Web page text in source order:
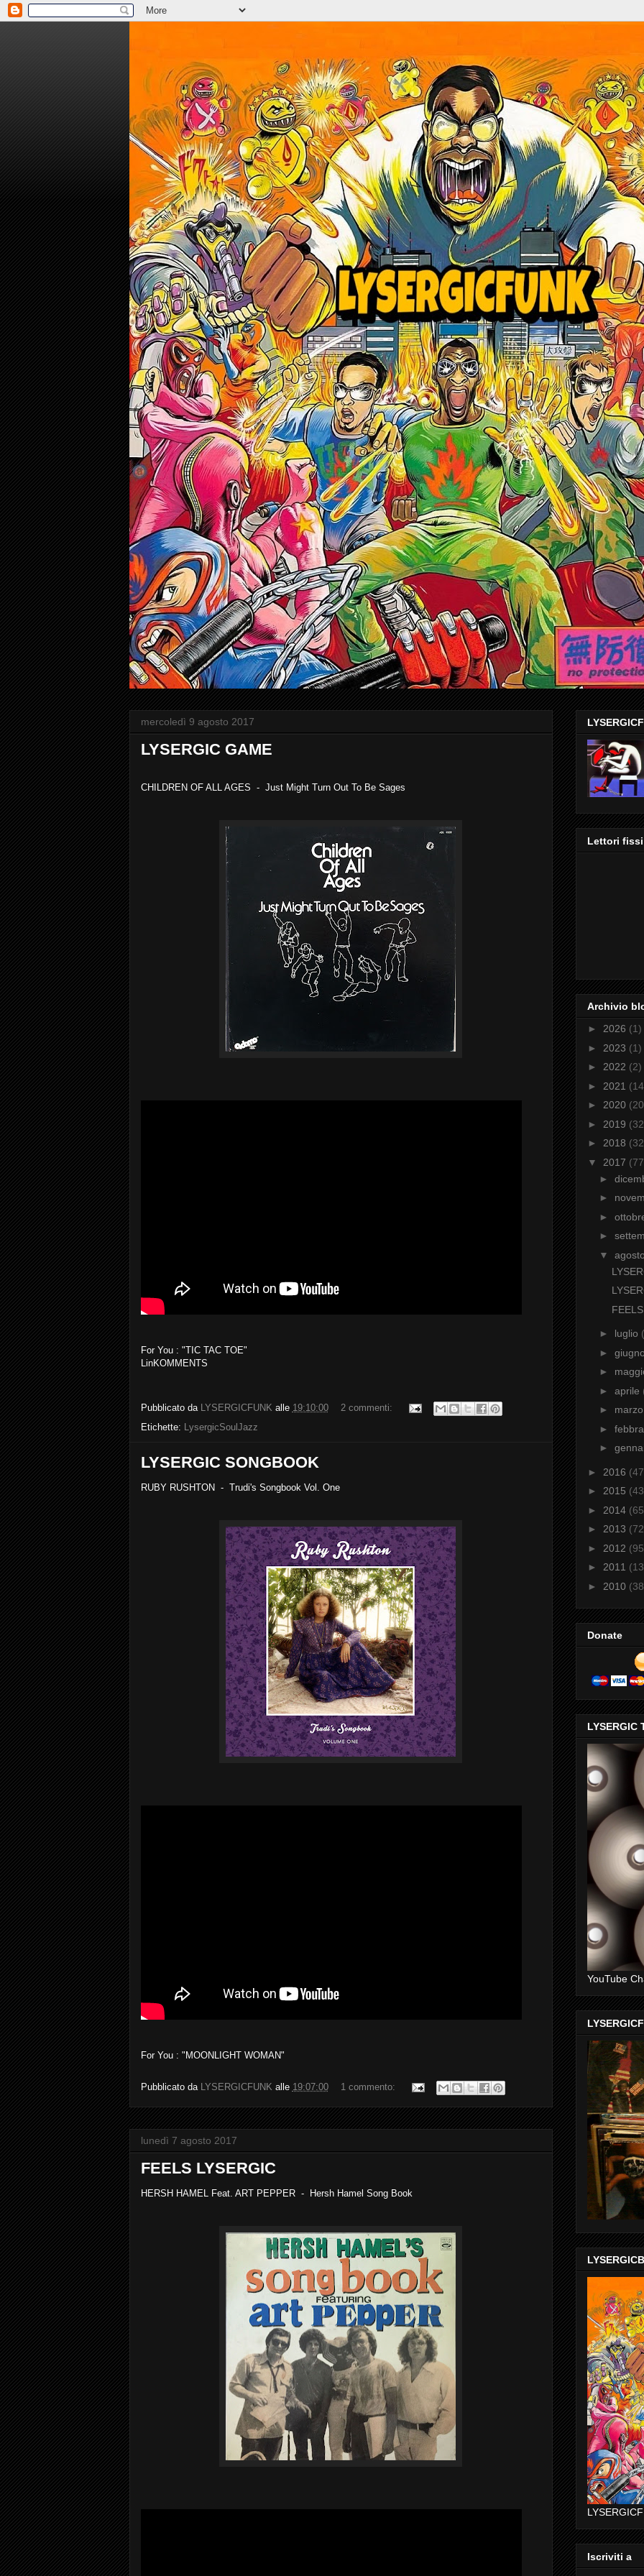
mercoledì 9 agosto 2017
LYSERGIC GAME
CHILDREN OF ALL AGES - Just Might Turn Out To Be Sages
For You : "TIC TAC TOE"
LinKOMMENTS
Pubblicato da LYSERGICFUNK alle 19:10:00
2 commenti:
Etichette: LysergicSoulJazz
LYSERGIC SONGBOOK
RUBY RUSHTON - Trudi's Songbook Vol. One
For You : "MOONLIGHT WOMAN"
Pubblicato da LYSERGICFUNK alle 19:07:00 1 commento:
lunedì 7 agosto 2017
FEELS LYSERGIC
HERSH HAMEL Feat. ART PEPPER - Hersh Hamel Song Book
Lettori fissi
Archivio
► 2026 (1)
► 2023 (1)
► 2022 (2)
► 2021
► 2020
► 2019
► 2018
▼ 2017
►
►
►
►
▼
► luglio
►
►
►aprile
►
►
►
► 2016
► 2015
► 2014
► 2013
► 2012
► 2011
► 2010
Donate
LYSERGIC
YouTube
Iscriviti a